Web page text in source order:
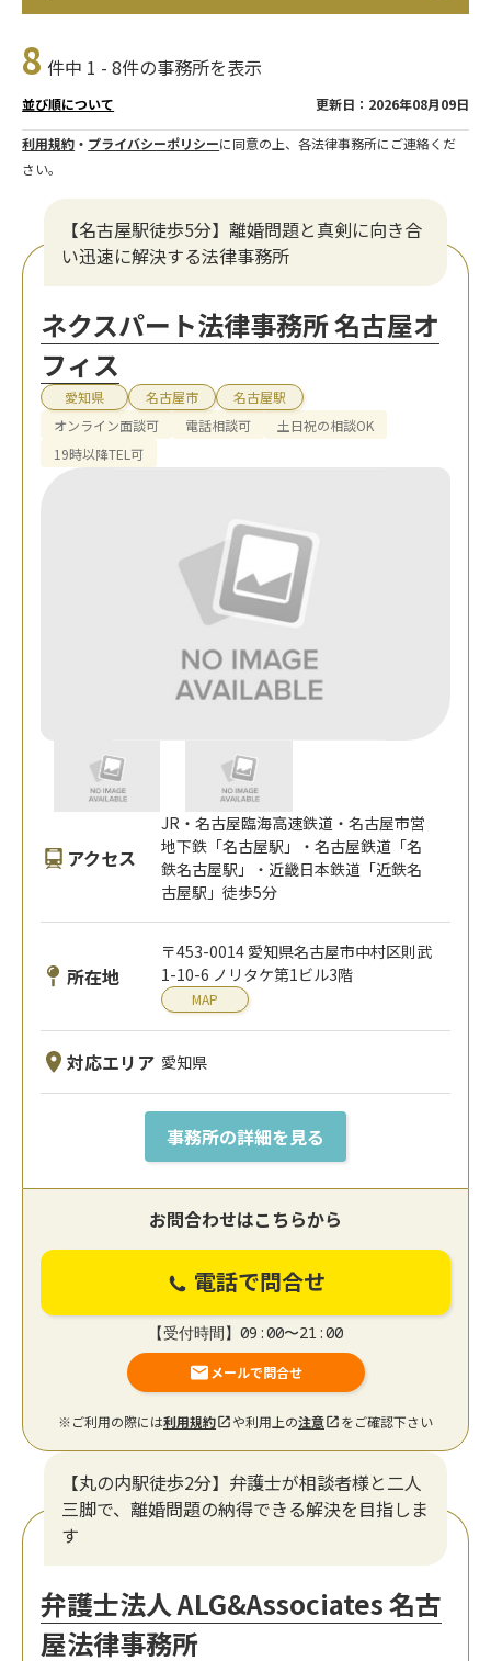
8 件中 1 - 8件の事務所を表示
並び順について 更新日：2026年08月09日
利用規約 ・ プライバシーポリシーに同意の上、各法律事務所にご連絡くだ
さい。
【名古屋駅徒歩5分】離婚問題と真剣に向き合
い迅速に解決する法律事務所
ネクスパート法律事務所 名古屋オ
フィス
愛知県 名古屋市
名古屋駅
オンライン面談可
電話相談可
土日祝の相談OK
19時以降TEL可
アクセス
JR・名古屋臨海高速鉄道・名古屋市営
地下鉄「名古屋駅」・名古屋鉄道「名
鉄名古屋駅」・近畿日本鉄道「近鉄名
古屋駅」徒歩5分
所在地
〒453-0014 愛知県名古屋市中村区則武
1-10-6 ノリタケ第1ビル3階
MAP
対応エリア 愛知県
事務所の詳細を見る
お問合わせはこちらから
電話で問合せ
【受付時間】09:00〜21:00
メールで問合せ
※ご利用の際には利用規約 や利用上の注意 をご確認下さい
【丸の内駅徒歩2分】弁護士が相談者様と二人
三脚で、離婚問題の納得できる解決を目指しま
す
弁護士法人 ALG&Associates 名古
屋法律事務所